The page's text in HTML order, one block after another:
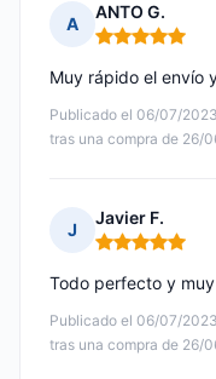
A
ANTO G.
Nota: 5 de 5
Publicado el 06/07/
tras una compra de 26/
Muy rápido el envío
J
Javier F.
Nota: 5 de 5
Publicado el 06/07/
tras una compra de 26/
Todo perfecto y